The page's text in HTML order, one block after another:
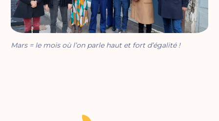
Mars = le mois où l’on parle haut et fort d’égalité !